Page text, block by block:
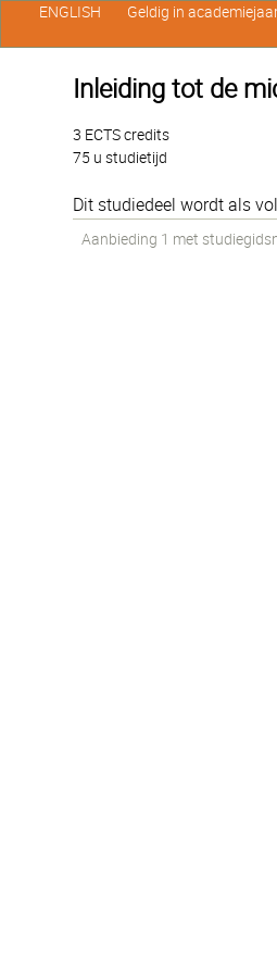
Inleiding tot de
3 ECTS credits
75 u studietijd
Dit studiedeel wordt als
Aanbieding 1 met
ENGLISH Geldig in